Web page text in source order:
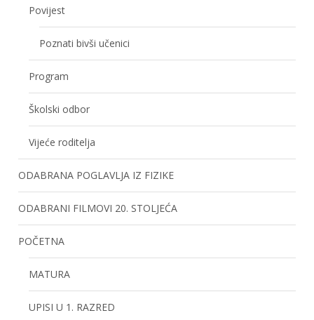
Povijest
Poznati bivši učenici
Program
Školski odbor
Vijeće roditelja
ODABRANA POGLAVLJA IZ FIZIKE
ODABRANI FILMOVI 20. STOLJEĆA
POČETNA
MATURA
UPISI U 1. RAZRED